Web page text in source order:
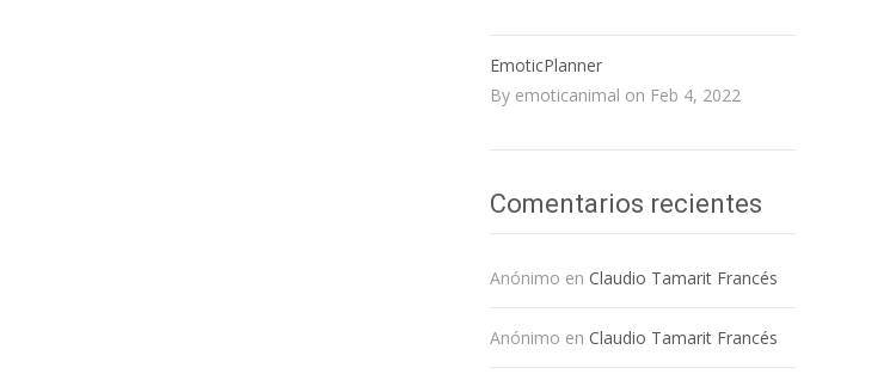
EmoticPlanner
By emoticanimal on Feb 4, 2022
Comentarios recientes
Anónimo en Claudio Tamarit Francés
Anónimo en Claudio Tamarit Francés